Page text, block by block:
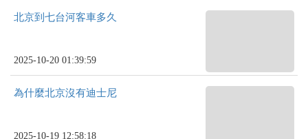
北京到七台河客車多久
2025-10-20 01:39:59
為什麼北京沒有迪士尼
2025-10-19 12:58:18